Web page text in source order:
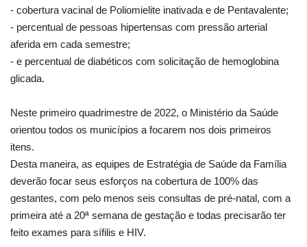
- cobertura vacinal de Poliomielite inativada e de Pentavalente;
- percentual de pessoas hipertensas com pressão arterial
aferida em cada semestre;
- e percentual de diabéticos com solicitação de hemoglobina
glicada.
Neste primeiro quadrimestre de 2022, o Ministério da Saúde
orientou todos os municípios a focarem nos dois primeiros
itens.
Desta maneira, as equipes de Estratégia de Saúde da Família
deverão focar seus esforços na cobertura de 100% das
gestantes, com pelo menos seis consultas de pré-natal, com a
primeira até a 20ª semana de gestação e todas precisarão ter
feito exames para sífilis e HIV.